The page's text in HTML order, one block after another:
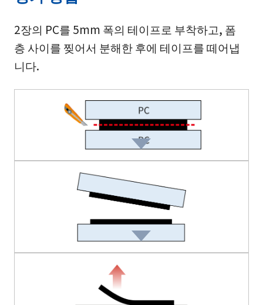
2장의 PC를 5mm 폭의 테이프로 부착하고, 폼
층 사이를 찢어서 분해한 후에 테이프를 떼어냅
니다.